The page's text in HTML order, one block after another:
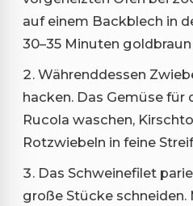
auf einem Backblech in
30–35 Minuten
Währenddessen
hacken. Das Gemüse für
Rucola waschen,
Rotzwiebeln in feine
Das Schweinefilet
große Stücke schneiden.